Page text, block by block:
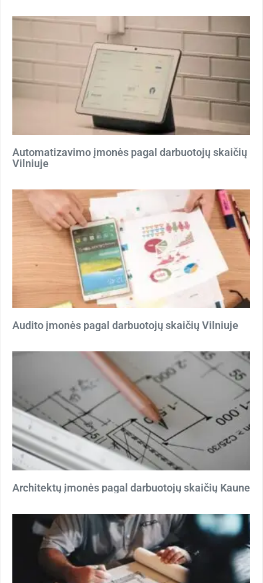
Automatizavimo įmonės pagal darbuotojų skaičių
Vilniuje
Audito įmonės pagal darbuotojų skaičių Vilniuje
Architektų įmonės pagal darbuotojų skaičių Kaune